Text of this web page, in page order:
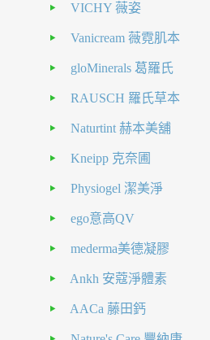
VICHY 薇姿
Vanicream 薇霓肌本
gloMinerals 葛羅氏
RAUSCH 羅氏草本
Naturtint 赫本美舖
Kneipp 克奈圃
Physiogel 潔美淨
ego意高QV
mederma美德凝膠
Ankh 安蔻淨體素
AACa 藤田鈣